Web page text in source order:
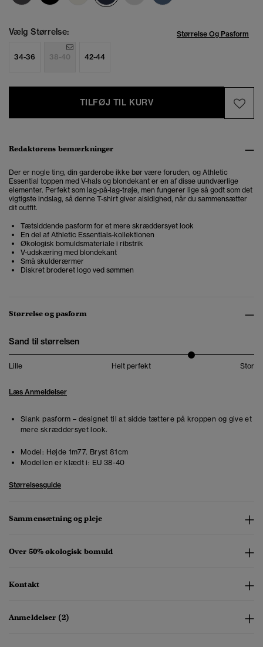
Vælg Størrelse: Størrelse Og Pasform
34-36 38-40 42-44
TILFØJ TIL KURV
Redaktørens bemærkninger
Der er nogle ting, din garderobe ikke bør være foruden, og Athletic
Essential toppen med V-hals og blondekant er en af disse uundværlige
elementer. Perfekt som lag-på-lag-trøje, men fungerer lige så godt som det
vigtigste indslag, så denne T-shirt giver alsidighed, når du sammensætter
dit outfit.
Tætsiddende pasform for et mere skræddersyet look
En del af Athletic Essentials-kollektionen
Økologisk bomuldsmateriale i ribstrik
V-udskæring med blondekant
Små skulderærmer
Diskret broderet logo ved sømmen
Størrelse og pasform
Sand til størrelsen
Lille Helt perfekt Stor
Læs Anmeldelser
Slank pasform – designet til at sidde tættere på kroppen og give et
mere skræddersyet look.
Model: Højde 1m77. Bryst 81cm
Modellen er klædt i: EU 38-40
Størrelsesguide
Sammensætning og pleje
Over 50% økologisk bomuld
Kontakt
Anmeldelser (2)